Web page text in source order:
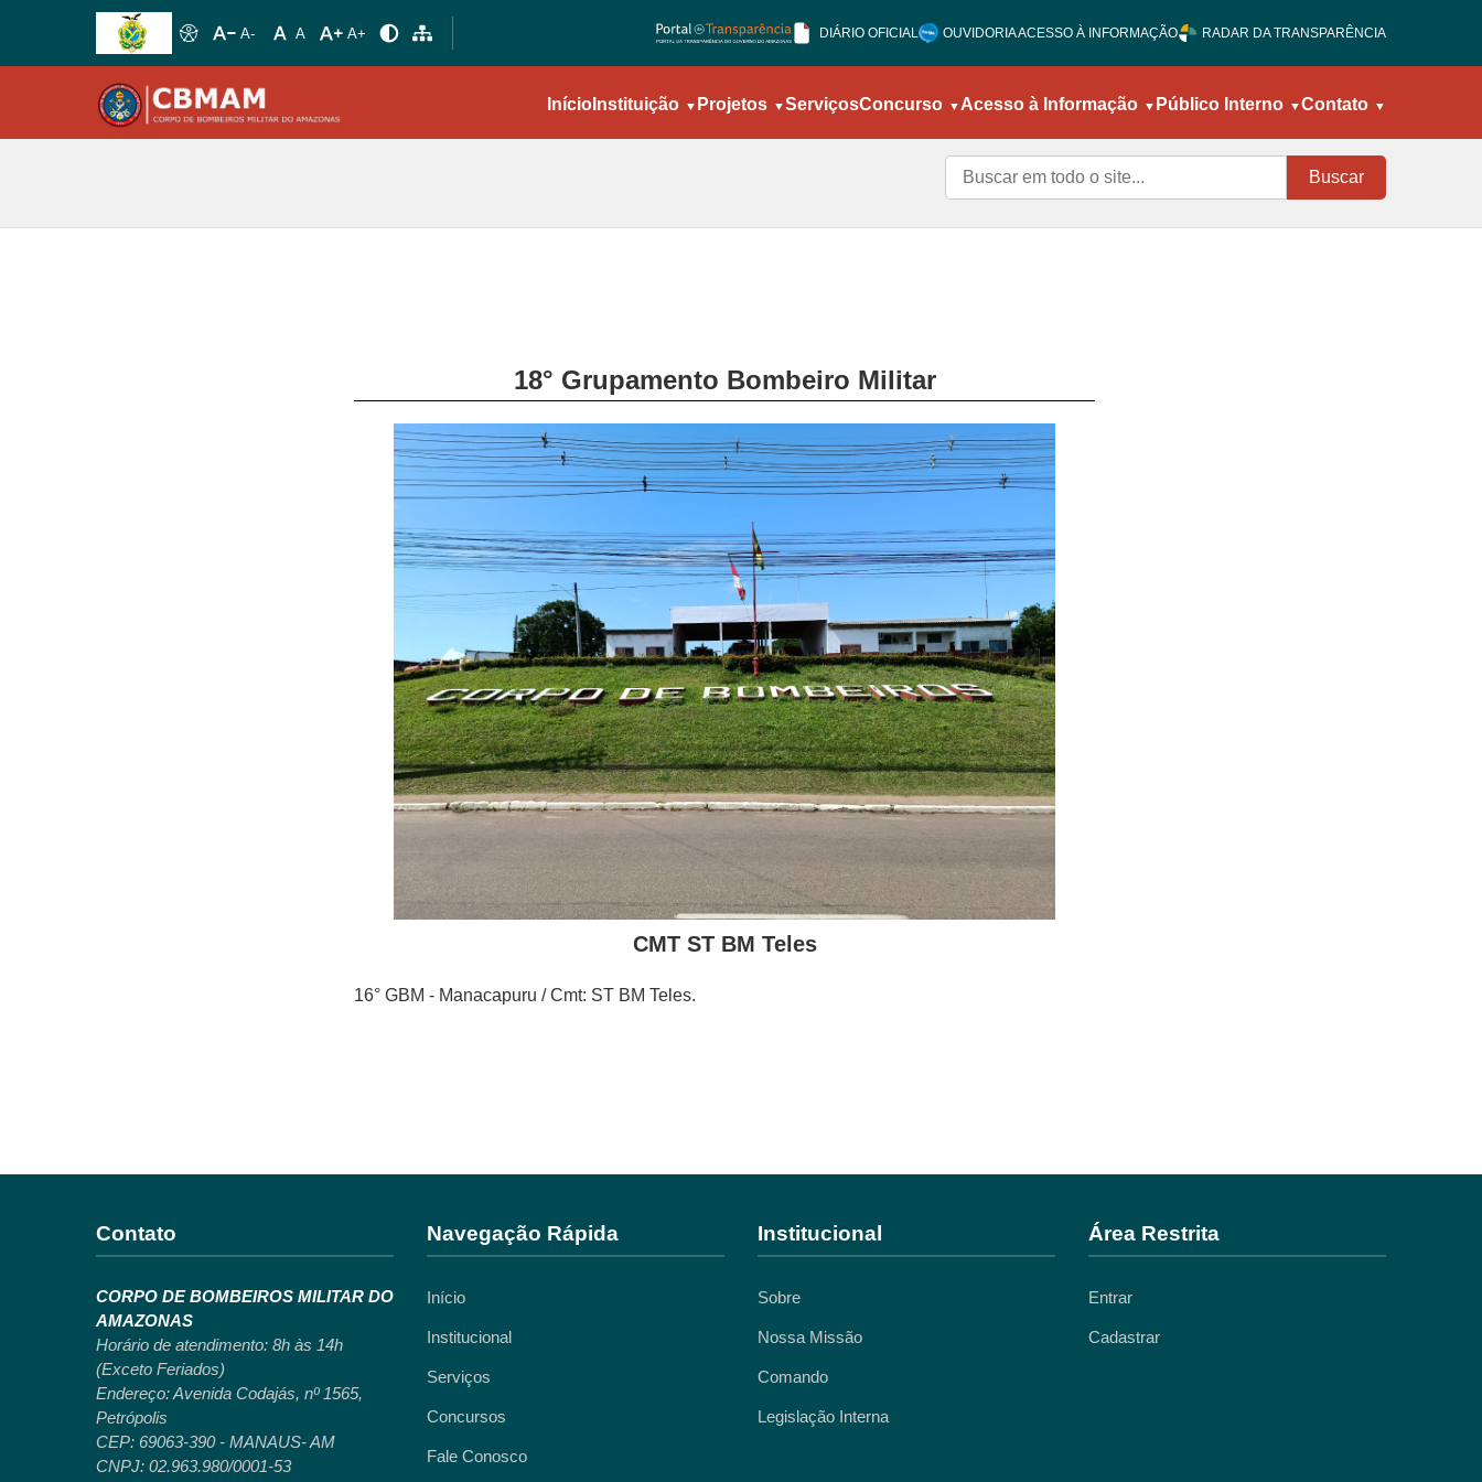
A- A A+ DIÁRIO OFICIAL OUVIDORIA ACESSO À INFORMAÇÃO RADAR DA TRANSPARÊNCIA
Início Instituição Projetos ServiçosConcurso Acesso à Informação Público Interno Contato
Buscar
18° Grupamento Bombeiro Militar
CMT ST BM Teles
16° GBM - Manacapuru / Cmt: ST BM Teles.
Contato
CORPO DE BOMBEIROS MILITAR DO
AMAZONAS
Horário de atendimento: 8h às 14h
(Exceto Feriados)
Endereço: Avenida Codajás, nº 1565,
Petrópolis
CEP: 69063-390 - MANAUS- AM
CNPJ: 02.963.980/0001-53
Navegação Rápida
Início
Institucional
Serviços
Concursos
Fale Conosco
Institucional
Sobre
Nossa Missão
Comando
Legislação Interna
Área Restrita
Entrar
Cadastrar